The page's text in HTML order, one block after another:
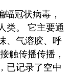
冠状病毒，
类。 它主要通
、气溶胶、呼
触传播传播，
已记录了空中